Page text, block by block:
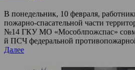
В понедельник, 10 февраля,
пожарно-спасательной части
№14 ГКУ МО «Мособлпожспас»
й ПСЧ федеральной
Далее